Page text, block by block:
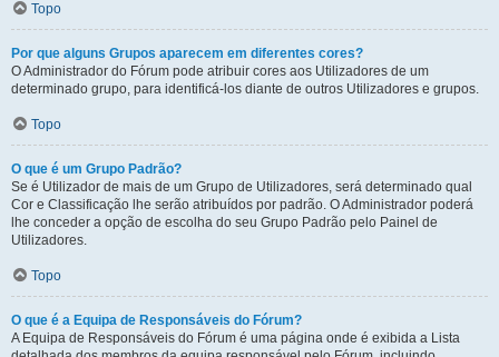
Topo
Por que alguns Grupos aparecem em diferentes cores?
O Administrador do Fórum pode atribuir cores aos Utilizadores de um
determinado grupo, para identificá-los diante de outros Utilizadores e grupos.
Topo
O que é um Grupo Padrão?
Se é Utilizador de mais de um Grupo de Utilizadores, será determinado qual
Cor e Classificação lhe serão atribuídos por padrão. O Administrador poderá
lhe conceder a opção de escolha do seu Grupo Padrão pelo Painel de
Utilizadores.
Topo
O que é a Equipa de Responsáveis do Fórum?
A Equipa de Responsáveis do Fórum é uma página onde é exibida a Lista